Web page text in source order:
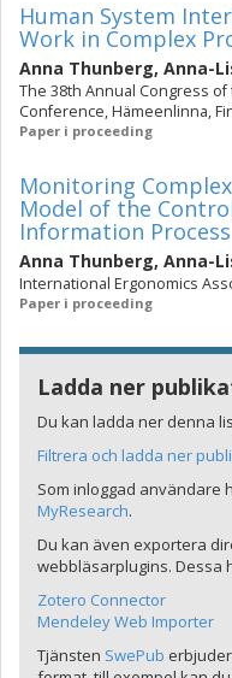
Human System
Work in Complex
Anna Thunberg, Anna-
The 38th Annual Congress
Conference, Hämeenlinna,
Paper i proceeding
Monitoring
Model of the
Information Process
Anna Thunberg, Anna-
International Ergonomics
Paper i proceeding
Ladda ner
Du kan ladda ner denna
Filtrera och ladda ner
Som inloggad användare
MyResearch.
Du kan även exportera
webbläsarplugins. Dessa
Zotero Connector
Mendeley Web Importer
Tjänsten SwePub